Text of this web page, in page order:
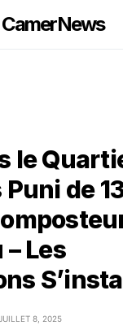
CamerNews
le
de
Les
8, 2025